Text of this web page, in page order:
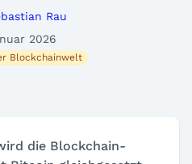
Rau
2026
Blockchainwelt
die Blockchain-